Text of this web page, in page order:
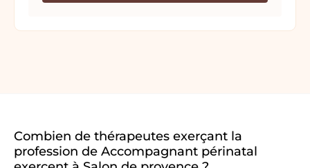
Combien de thérapeutes exerçant la
profession de Accompagnant périnatal